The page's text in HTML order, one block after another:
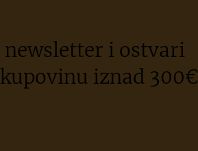
newsletter i ostvari
iznad 300€